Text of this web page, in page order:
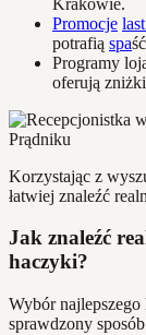
Promocje
potrafią spa
Programy
oferują
Korzystając z
łatwiej znaleźć
Jak znaleźć
haczyki?
Wybór
sprawdzony